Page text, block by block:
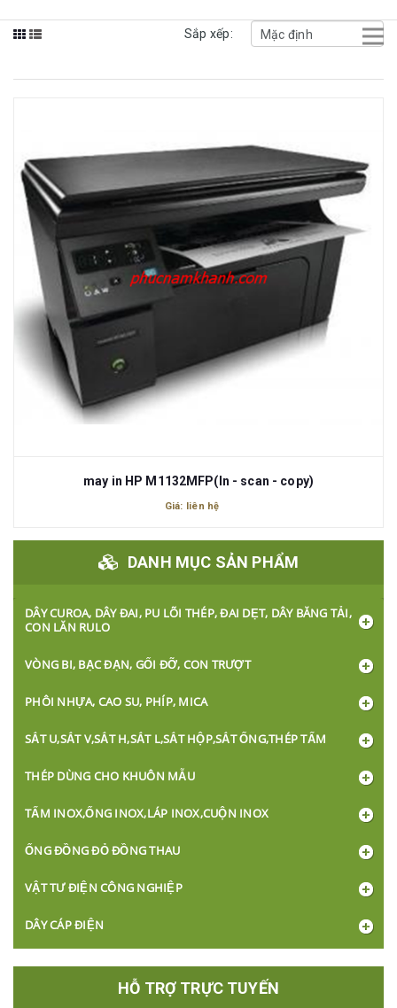
Sắp xếp:
may in HP M1132MFP(In - scan - copy)
Giá: liên hệ
DANH MỤC SẢN PHẨM
DÂY CUROA, DÂY ĐAI, PU LÕI THÉP, ĐAI DẸT, DÂY BĂNG TẢI,
CON LĂN RULO
VÒNG BI, BẠC ĐẠN, GỐI ĐỠ, CON TRƯỢT
PHÔI NHỰA, CAO SU, PHÍP, MICA
SẮT U,SẮT V,SẮT H,SẮT L,SẮT HỘP,SẮT ỐNG,THÉP TẤM
THÉP DÙNG CHO KHUÔN MẪU
TẤM INOX,ỐNG INOX,LÁP INOX,CUỘN INOX
ỐNG ĐỒNG ĐỎ ĐỒNG THAU
VẬT TƯ ĐIỆN CÔNG NGHIỆP
DÂY CÁP ĐIỆN
XI LANH ỐNG HƠI VAN LỌC VẬT TƯ KHÍ NÉN
HỖ TRỢ TRỰC TUYẾN